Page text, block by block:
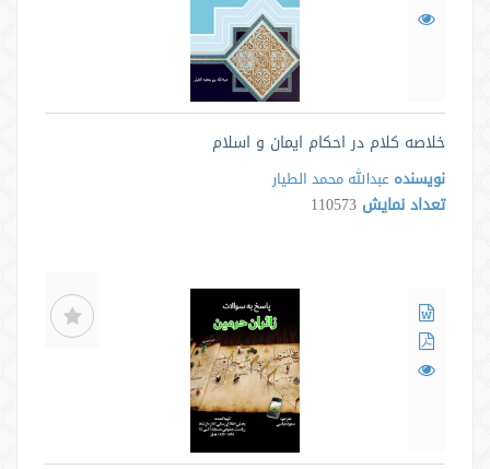
خلاصه‌ ‌کلام در احکام ایمان و اسلام
نویسنده عبدالله محمد الطیار
تعداد نمایش 110573